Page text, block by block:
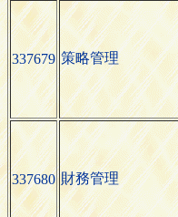
337679 策略管理
337680 財務管理